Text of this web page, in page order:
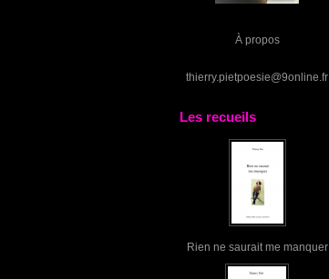
À propos
thierry.pietpoesie@9online.fr
Les recueils
Rien ne saurait me manquer